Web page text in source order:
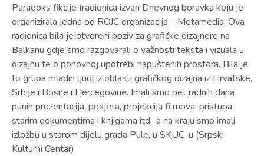
Paradoks fikcije (radionica izvan Dnevnog boravka koju je
organizirala jedna od ROJC organizacija – Metamedia. Ova
radionica bila je otvoreni poziv za grafičke dizajnere na
Balkanu gdje smo razgovarali o važnosti teksta i vizuala u
dizajnu te o ponovnoj upotrebi napuštenih prostora. Bila je
to grupa mladih ljudi iz oblasti grafičkog dizajna iz Hrvatske,
Srbije i Bosne i Hercegovine. Imali smo pet radnih dana
punih prezentacija, posjeta, projekcija filmova, pristupa
starim dokumentima i knjigama itd., a na kraju smo imali
izložbu u starom dijelu grada Pule, u SKUC-u (Srpski
Kulturni Centar).